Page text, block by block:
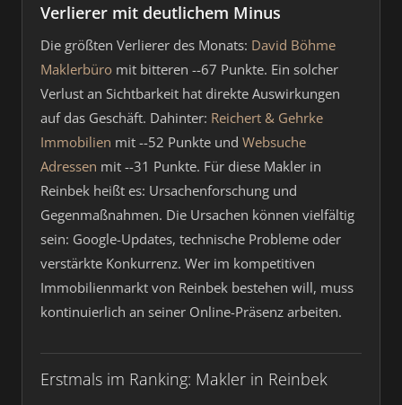
Verlierer mit deutlichem Minus
Die größten Verlierer des Monats: David Böhme
Maklerbüro mit bitteren --67 Punkte. Ein solcher
Verlust an Sichtbarkeit hat direkte Auswirkungen
auf das Geschäft. Dahinter: Reichert & Gehrke
Immobilien mit --52 Punkte und Websuche
Adressen mit --31 Punkte. Für diese Makler in
Reinbek heißt es: Ursachenforschung und
Gegenmaßnahmen. Die Ursachen können vielfältig
sein: Google-Updates, technische Probleme oder
verstärkte Konkurrenz. Wer im kompetitiven
Immobilienmarkt von Reinbek bestehen will, muss
kontinuierlich an seiner Online-Präsenz arbeiten.
Erstmals im Ranking: Makler in Reinbek